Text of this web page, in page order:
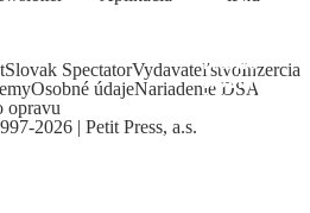
Slovak SpectatorVydavateľstvoInzercia
Osobné údajeNariadenie DSA
opravu
2026 | Petit Press, a.s.